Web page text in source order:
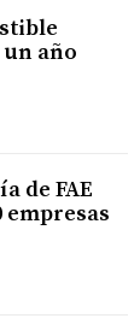
año
de FAE
empresas